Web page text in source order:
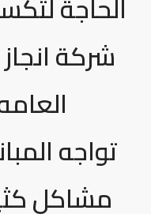
شركة
تواجه
مشاكل